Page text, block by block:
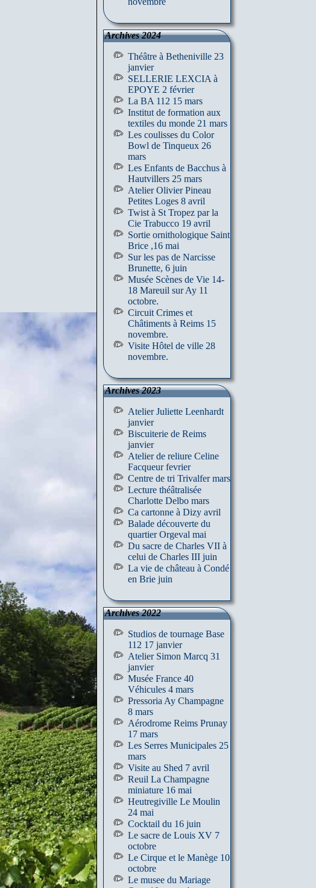
Archives 2024
Théâtre à Betheniville 23
janvier
SELLERIE LEXCIA à
EPOYE 2 février
La BA 112 15 mars
Institut de formation aux
textiles du monde 21 mars
Les coulisses du Color
Bowl de Tinqueux 26
mars
Les Enfants de Bacchus à
Hautvillers 25 mars
Atelier Olivier Pineau
Petites Loges 8 avril
Twist à St Tropez par la
Cie Trabucco 19 avril
Sortie ornithologique Saint
Brice ,16 mai
Sur les pas de Narcisse
Brunette, 6 juin
Musée Scènes de Vie 14-
18 Mareuil sur Ay 11
octobre.
Circuit Crimes et
Châtiments à Reims 15
novembre.
Visite Hôtel de ville 28
novembre.
Archives 2023
Atelier Juliette Leenhardt
janvier
Biscuiterie de Reims
janvier
Atelier de reliure Celine
Facqueur fevrier
Centre de tri Trivalfer mars
Lecture théâtralisée
Charlotte Delbo mars
Ca cartonne à Dizy avril
Balade découverte du
quartier Orgeval mai
Du sacre de Charles VII à
celui de Charles III juin
La vie de château à Condé
en Brie juin
Archives 2022
Studios de tournage Base
112 17 janvier
Atelier Simon Marcq 31
janvier
Musée France 40
Véhicules 4 mars
Pressoria Ay Champagne
8 mars
Aérodrome Reims Prunay
17 mars
Les Serres Municipales 25
mars
Visite au Shed 7 avril
Reuil La Champagne
miniature 16 mai
Heutregiville Le Moulin
24 mai
Cocktail du 16 juin
Le sacre de Louis XV 7
octobre
Le Cirque et le Manège 10
octobre
Le musee du Mariage